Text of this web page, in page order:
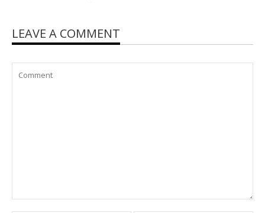
LEAVE A COMMENT